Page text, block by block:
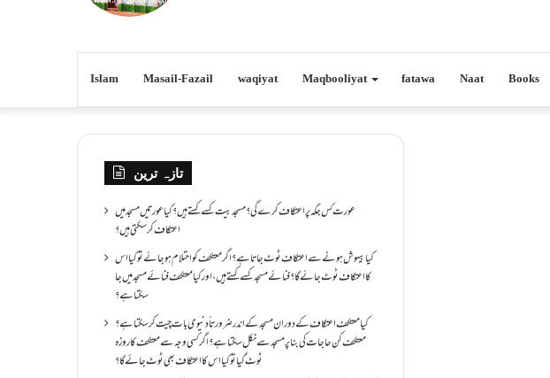
Islam Masail-Fazail waqiyat Maqbooliyat fatawa Naat Books
تازہ ترین
عورت کس جگہ پر اعتکاف کرے گی؟مسجد بیت کسے کہتے ہیں؟کیا عورتیں مسجد میں
اعتکاف کر سکتی ہیں؟
کیا بیہوش ہونے سے اعتکاف ٹوٹ جاتا ہے؟ اگر معتکف کو احتلام ہو جائے تو کیا اس
کا اعتکاف ٹوٹ جائے گا؟فنائے مسجد کسے کہتے ہیں ، اور کیا معتکف فنائے مسجد میں جا
سکتا ہے؟
کیا معتکف اعتکاف کے دوران مسجد کے اندر ضرورتاً دنیوی بات چیت کر سکتا ہے؟
معتکف کن حاجات کی بنا پر مسجد سے نکل سکتا ہے؟ اگر کسی وجہ سے معتکف کا روزہ
ٹوٹ گیا تو کیا اس کا اعتکاف بھی ٹوٹ جائے گا؟